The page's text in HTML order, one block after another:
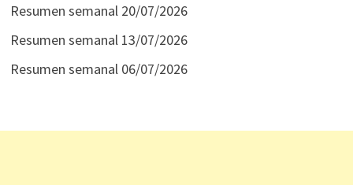
Resumen semanal 20/07/2026
Resumen semanal 13/07/2026
Resumen semanal 06/07/2026